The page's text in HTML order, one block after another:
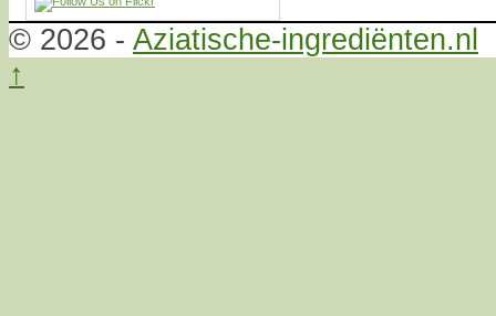
© 2026 - Aziatische-ingrediënten.nl
↑